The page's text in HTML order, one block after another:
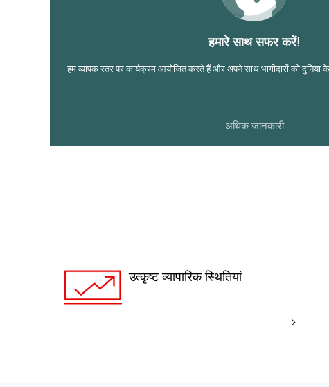
हमारे साथ सफर करें!
हम व्यापक स्तर पर कार्यक्रम आयोजित करते हैं और अपने साथ भागीदारों को दुनिया
अधिक जानकारी
उत्कृष्ट व्यापारिक स्थितियां